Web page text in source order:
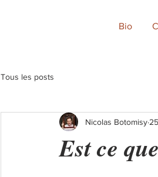
Bio
Tous les posts
Est ce
Nicolas Botomisy